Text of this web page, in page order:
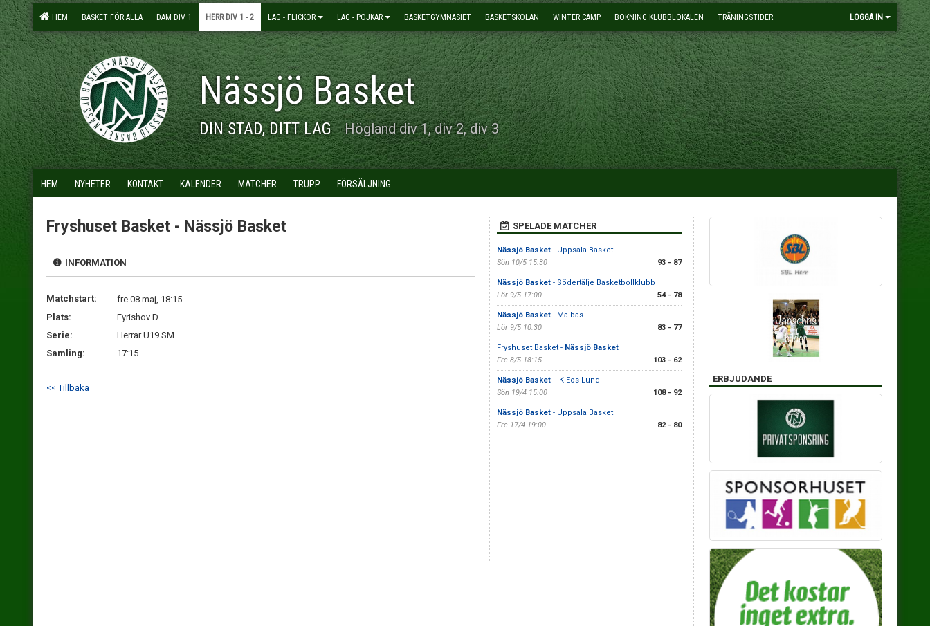
HEM BASKET FÖR ALLA DAM DIV 1 HERR DIV 1 - 2 LAG - FLICKOR LAG - POJKAR BASKETGYMNASIET BASKETSKOLAN WINTER CAMP BOKNING KLUBBLOKALEN TRÄNINGSTIDER LOGGA IN
Nässjö Basket
DIN STAD, DITT LAG Högland div 1, div 2, div 3
HEM NYHETER KONTAKT KALENDER MATCHER TRUPP FÖRSÄLJNING
Fryshuset Basket - Nässjö Basket
INFORMATION
Matchstart:
fre 08 maj, 18:15
Plats:
Fyrishov D
Serie:
Herrar U19 SM
Samling:
17:15
<< Tillbaka
SPELADE MATCHER
Nässjö Basket- Uppsala Basket
Sön 10/5 15:30
93 - 87
Nässjö Basket- Södertälje Basketbollklubb
Lör 9/5 17:00
54 - 78
Nässjö Basket- Malbas
Lör 9/5 10:30
83 - 77
Fryshuset Basket - Nässjö Basket
Fre 8/5 18:15
103 - 62
Nässjö Basket- IK Eos Lund
Sön 19/4 15:00
108 - 92
Nässjö Basket- Uppsala Basket
Fre 17/4 19:00
82 - 80
ERBJUDANDE